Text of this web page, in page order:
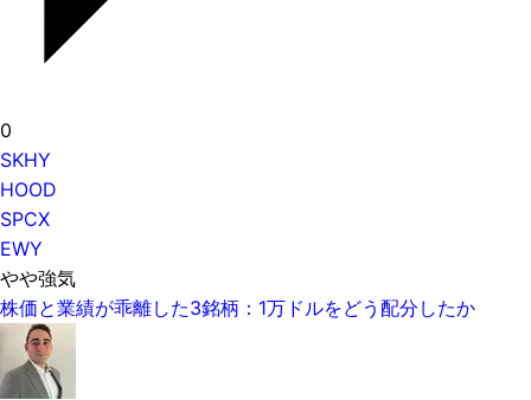
0
SKHY
HOOD
SPCX
EWY
やや強気
株価と業績が乖離した3銘柄：1万ドルをどう配分したか